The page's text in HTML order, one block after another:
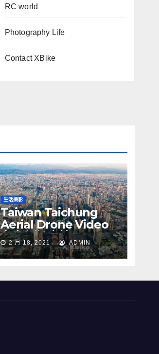
RC world
Photography Life
Contact XBike
生活攝影
Taiwan Taichung
Aerial Drone Video
台中七期 空拍
2 月 18, 2021 ADMIN